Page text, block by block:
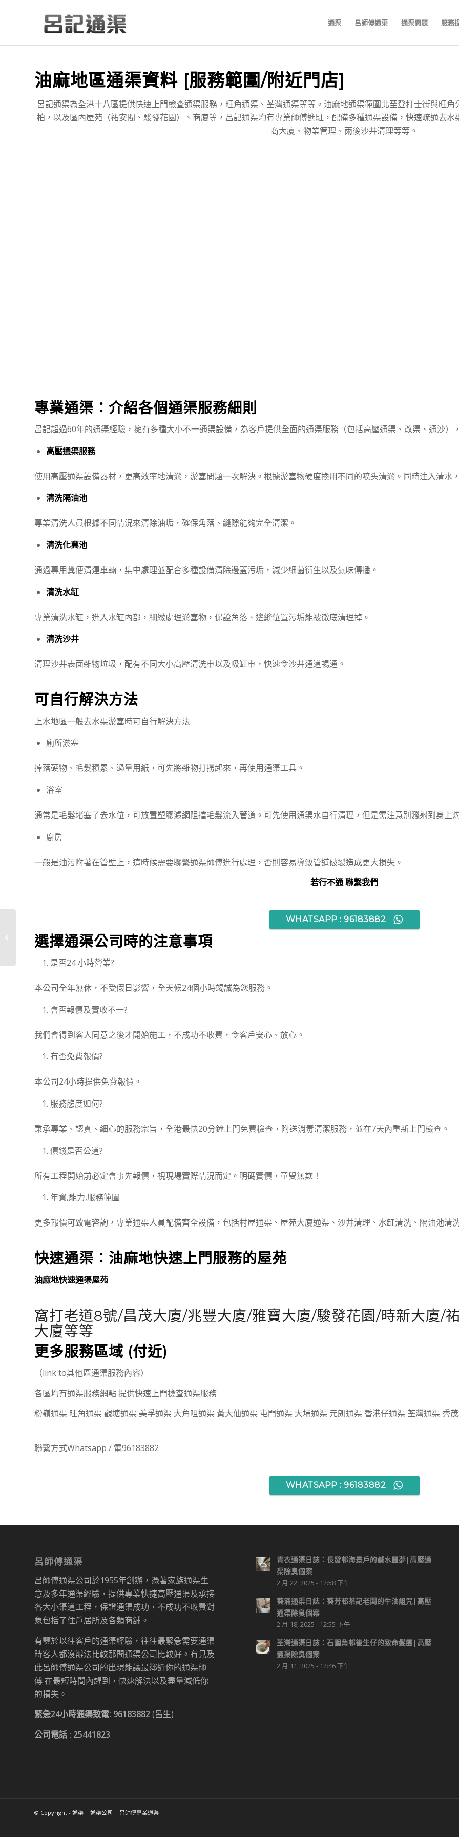
通渠 呂師傅通渠 通渠問題 服務
油麻地區通渠資料 [服務範圍/附近門店]
呂記通渠為全港十八區提供快速上門檢查通渠服務，旺角通渠、荃灣通渠等等。油麻地通渠範圍北至登打士街與旺
柏，以及區內屋苑（祐安閣、駿發花園）、商廈等，呂記通渠均有專業師傅進駐，配備多種通渠設備，快速疏通去
商大廈、物業管理、雨後沙井清理等等。
專業通渠：介紹各個通渠服務細則
呂記超過60年的通渠經驗，擁有多種大小不一通渠設備，為客戶提供全面的通渠服務（包括高壓通渠、改渠、通沙
高壓通渠服務
使用高壓通渠設備器材，更高效率地清淤，淤塞問題一次解決。根據淤塞物硬度換用不同的喷头清淤。同時注入清水
清洗隔油池
專業清洗人員根據不同情況來清除油垢，確保角落、縫隙能夠完全清潔。
清洗化糞池
通過專用糞便清運車輛，集中處理並配合多種設備清除邊蓋污垢，減少細菌衍生以及氣味傳播。
清洗水缸
專業清洗水缸，進入水缸內部，細緻處理淤塞物，保證角落、邊縫位置污垢能被徹底清理掉。
清洗沙井
清理沙井表面雜物垃圾，配有不同大小高壓清洗車以及吸缸車，快速令沙井通道暢通。
可自行解決方法
上水地區一般去水渠淤塞時可自行解決方法
廁所淤塞
掉落硬物、毛髮積累、過量用紙，可先將雜物打撈起來，再使用通渠工具。
浴室
通常是毛髮堵塞了去水位，可放置塑膠濾網阻擋毛髮流入管道。可先使用通渠水自行清理，但是需注意別濺射到身上
廚房
一般是油污附著在管壁上，這時候需要聯繫通渠師傅進行處理，否則容易導致管道破裂造成更大损失。
若行不通 聯繫我們
WHATSAPP : 96183882
選擇通渠公司時的注意事項
是否24 小時營業?
本公司全年無休，不受假日影響，全天候24個小時竭誠為您服務。
會否報價及實收不一?
我們會得到客人同意之後才開始施工，不成功不收費，令客戶安心、放心。
有否免費報價?
本公司24小時提供免費報價。
服務態度如何?
秉承專業、認真、細心的服務宗旨，全港最快20分鐘上門免費檢查，附送消毒清潔服務，並在7天內重新上門檢查。
價錢是否公道?
所有工程開始前必定會事先報價，視現場實際情況而定。明碼實價，童叟無欺！
年資,能力,服務範圍
更多報價可致電咨詢，專業通渠人員配備齊全設備，包括村屋通渠、屋苑大廈通渠、沙井清理、水缸清洗、隔油池清
快速通渠： 油麻地快速上門服務的屋苑
油麻地快速通渠屋苑
窩打老道8號/昌茂大廈/兆豐大廈/雅寶大廈/駿發花園/時新大廈/
大廈等等
更多服務區域 (付近)
（link to其他區通渠服務內容）
各區均有通渠服務網點 提供快速上門檢查通渠服務
粉嶺通渠 旺角通渠 觀塘通渠 美孚通渠 大角咀通渠 黃大仙通渠 屯門通渠 大埔通渠 元朗通渠 香港仔通渠 荃灣通渠 秀
聯繫方式Whatsapp / 電96183882
WHATSAPP : 96183882
呂師傅通渠
呂師傅通渠公司於1955年創辦，憑著家族通渠生
意及多年通渠經驗，提供專業快捷高壓通渠及承接
各大小渠道工程，保證通渠成功，不成功不收費對
象包括了住戶居所及各類商舖。
有鑒於以往客戶的通渠經驗，往往最緊急需要通渠
時客人都沒辦法比較那間通渠公司比較好。有見及
此呂師傅通渠公司的出現能讓最鄰近你的通渠師
傅 在最短時間內趕到，快速解決以及盡量減低你
的損失。
緊急24小時通渠致電: 96183882(呂生)
公司電話 : 25441823
青衣通渠日誌：長發邨海景戶的鹹水噩夢|高壓通
渠除臭個案
2 月 22, 2025 - 12:58 下午
葵涌通渠日誌：葵芳邨茶記老闆的牛油詛咒|高壓
通渠除臭個案
2 月 18, 2025 - 12:55 下午
荃灣通渠日誌：石圍角邨後生仔的致命髮團|高壓
通渠除臭個案
2 月 11, 2025 - 12:46 下午
© Copyright - 通渠 | 通渠公司 | 呂師傅專業通渠
深水埗地區通渠資料